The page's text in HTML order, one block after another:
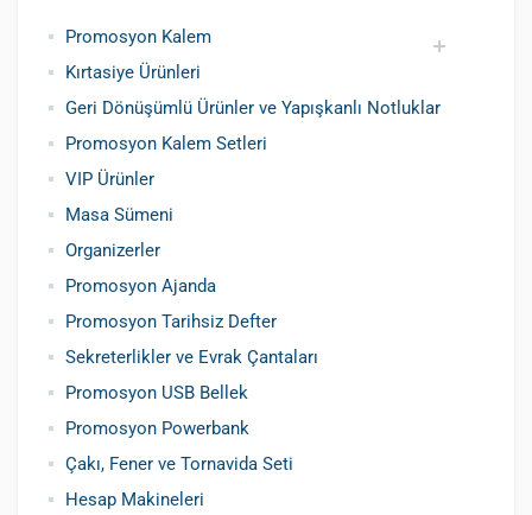
Promosyon Kalem
Promosyon Metal Kalem
Promosyon Roller Kalem
Promosyon Dokunmatik Kalem
Promosyon Plastik Kalem
Geri Dönüşümlü ve Tohumlu Kalemler
Promosyon Fosforlu Kalem
Kursun Kalemler
Kırtasiye Ürünleri
Geri Dönüşümlü Ürünler ve Yapışkanlı Notluklar
Promosyon Kalem Setleri
VIP Ürünler
Masa Sümeni
Organizerler
Promosyon Ajanda
Promosyon Tarihsiz Defter
Sekreterlikler ve Evrak Çantaları
Promosyon USB Bellek
Promosyon Powerbank
Çakı, Fener ve Tornavida Seti
Hesap Makineleri